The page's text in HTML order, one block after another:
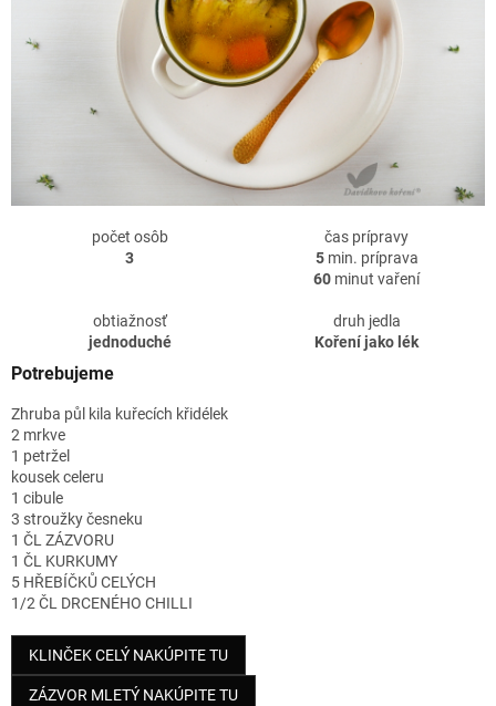
počet osôb
3
čas prípravy
5min. príprava
60 minut vaření
obtiažnosť
jednoduché
druh jedla
Koření jako lék
Potrebujeme
Zhruba půl kila kuřecích křidélek
2 mrkve
1 petržel
kousek celeru
1 cibule
3 stroužky česneku
1 ČL ZÁZVORU
1 ČL KURKUMY
5 HŘEBÍČKŮ CELÝCH
1/2 ČL DRCENÉHO CHILLI
KLINČEK CELÝ NAKÚPITE TU
ZÁZVOR MLETÝ NAKÚPITE TU